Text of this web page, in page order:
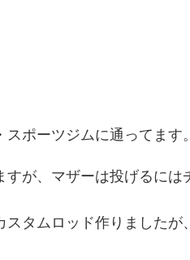
ポーツジムに通ってます。
が、マザーは投げるには
タムロッド作りましたが、